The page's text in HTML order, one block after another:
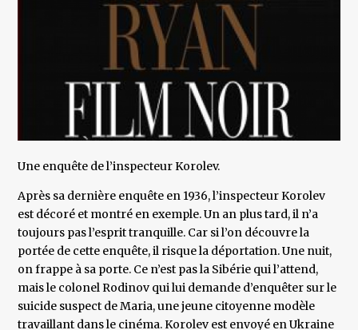
Une enquête de l’inspecteur Korolev.
Après sa dernière enquête en 1936, l’inspecteur Korolev
est décoré et montré en exemple. Un an plus tard, il n’a
toujours pas l’esprit tranquille. Car si l’on découvre la
portée de cette enquête, il risque la déportation. Une nuit,
on frappe à sa porte. Ce n’est pas la Sibérie qui l’attend,
mais le colonel Rodinov qui lui demande d’enquêter sur le
suicide suspect de Maria, une jeune citoyenne modèle
travaillant dans le cinéma. Korolev est envoyé en Ukraine